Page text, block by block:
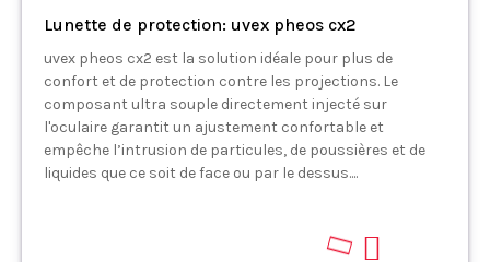
Lunette de protection: uvex pheos cx2
uvex pheos cx2 est la solution idéale pour plus de
confort et de protection contre les projections. Le
composant ultra souple directement injecté sur
l'oculaire garantit un ajustement confortable et
empêche l’intrusion de particules, de poussières et de
liquides que ce soit de face ou par le dessus....